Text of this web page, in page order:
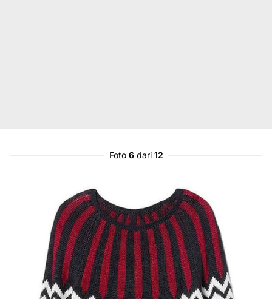
Foto 6dari 12